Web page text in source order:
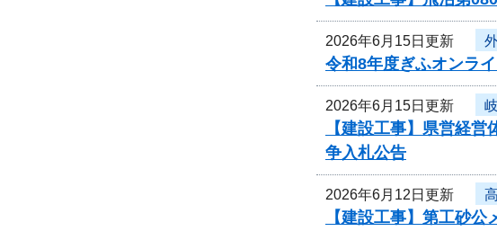
2026年6月15日更新
令和8年度ぎふオンラ
2026年6月15日更新
【建設工事】県営経
争入札公告
2026年6月12日更新
【建設工事】第工砂